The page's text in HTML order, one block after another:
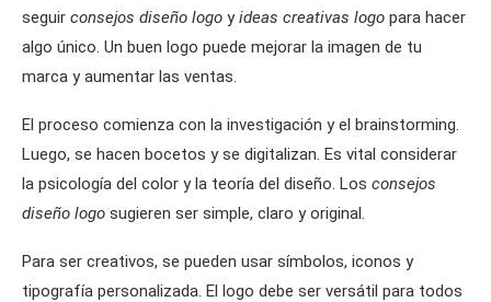
seguir consejos diseño logo yideas creativas logo para hacer
algo único. Un buen logo puede mejorar la imagen de tu
marca y aumentar las ventas.
El proceso comienza con la investigación y el brainstorming.
Luego, se hacen bocetos y se digitalizan. Es vital considerar
la psicología del color y la teoría del diseño. Los consejos
diseño logo sugieren ser simple, claro y original.
Para ser creativos, se pueden usar símbolos, iconos y
tipografía personalizada. El logo debe ser versátil para todos